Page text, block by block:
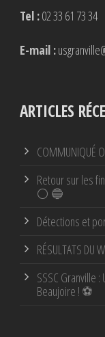
Tel :02 33 61 73 34
E-mail :
ARTICLES
COMMUNIQUÉ
Retour sur les
⚪ 🔵
Détections et
RÉSULTATS DU
SSSC Granville
Beaujoire ! ⚽